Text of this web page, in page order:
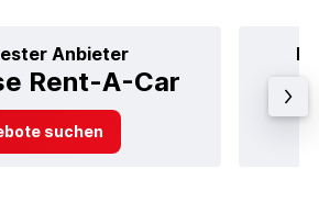
Anbieter
Rent-A-Car
suchen